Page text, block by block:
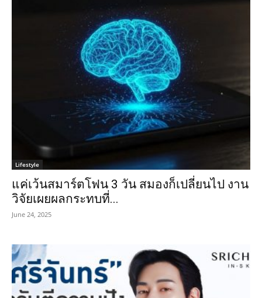
Lifestyle
แค่เว้นสมาร์ตโฟน 3 วัน สมองก็เปลี่ยนไป งาน
วิจัยเผยผลกระทบที่...
June 24, 2025